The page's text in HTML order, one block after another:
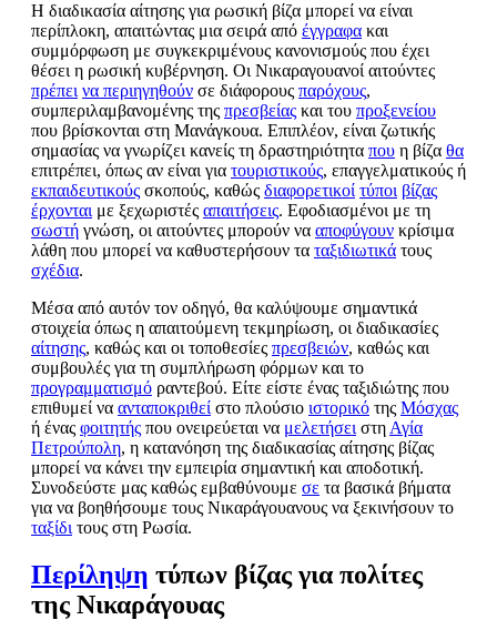
Η διαδικασία αίτησης για ρωσική βίζα μπορεί να είναι
περίπλοκη, απαιτώντας μια σειρά από έγγραφα και
συμμόρφωση με συγκεκριμένους κανονισμούς που έχει
θέσει η ρωσική κυβέρνηση. Οι Νικαραγουανοί αιτούντες
πρέπει να περιηγηθούν σε διάφορους παρόχους,
συμπεριλαμβανομένης της πρεσβείας και του προξενείου
που βρίσκονται στη Μανάγκουα. Επιπλέον, είναι ζωτικής
σημασίας να γνωρίζει κανείς τη δραστηριότητα που η βίζα θα
επιτρέπει, όπως αν είναι για τουριστικούς, επαγγελματικούς ή
εκπαιδευτικούς σκοπούς, καθώς διαφορετικοί τύποι βίζας
έρχονται με ξεχωριστές απαιτήσεις. Εφοδιασμένοι με τη
σωστή γνώση, οι αιτούντες μπορούν να αποφύγουν κρίσιμα
λάθη που μπορεί να καθυστερήσουν τα ταξιδιωτικά τους
σχέδια.
Μέσα από αυτόν τον οδηγό, θα καλύψουμε σημαντικά
στοιχεία όπως η απαιτούμενη τεκμηρίωση, οι διαδικασίες
αίτησης, καθώς και οι τοποθεσίες πρεσβειών, καθώς και
συμβουλές για τη συμπλήρωση φόρμων και το
προγραμματισμό ραντεβού. Είτε είστε ένας ταξιδιώτης που
επιθυμεί να ανταποκριθεί στο πλούσιο ιστορικό της Μόσχας
ή ένας φοιτητής που ονειρεύεται να μελετήσει στη Αγία
Πετρούπολη, η κατανόηση της διαδικασίας αίτησης βίζας
μπορεί να κάνει την εμπειρία σημαντική και αποδοτική.
Συνοδεύστε μας καθώς εμβαθύνουμε σε τα βασικά βήματα
για να βοηθήσουμε τους Νικαράγουανους να ξεκινήσουν το
ταξίδι τους στη Ρωσία.
Περίληψη τύπων βίζας για πολίτες
της Νικαράγουας